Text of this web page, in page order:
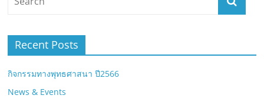
Recent Posts
กิจกรรมทางพุทธศาสนา ปี2566
News & Events